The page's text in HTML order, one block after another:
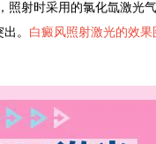
照射时采用的氯化氙激光
。
白癜风照射激光的效